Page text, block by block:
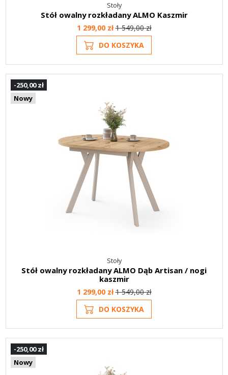
Stoły
Stół owalny rozkładany ALMO Kaszmir
1 299,00 zł1 549,00 zł
DO KOSZYKA
-250,00 zł
Nowy
Stoły
Stół owalny rozkładany ALMO Dąb Artisan / nogi
kaszmir
1 299,00 zł1 549,00 zł
DO KOSZYKA
-250,00 zł
Nowy